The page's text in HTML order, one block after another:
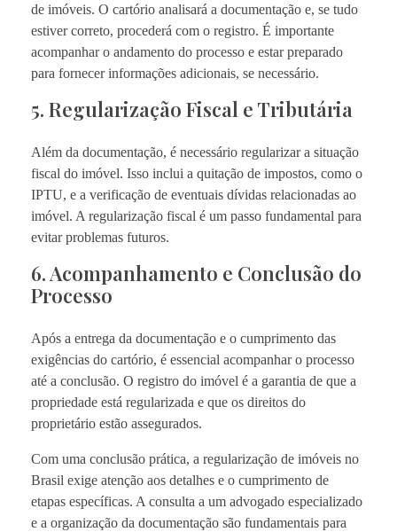
de imóveis. O cartório analisará a documentação e, se tudo
estiver correto, procederá com o registro. É importante
acompanhar o andamento do processo e estar preparado
para fornecer informações adicionais, se necessário.
5. Regularização Fiscal e Tributária
Além da documentação, é necessário regularizar a situação
fiscal do imóvel. Isso inclui a quitação de impostos, como o
IPTU, e a verificação de eventuais dívidas relacionadas ao
imóvel. A regularização fiscal é um passo fundamental para
evitar problemas futuros.
6. Acompanhamento e Conclusão do
Processo
Após a entrega da documentação e o cumprimento das
exigências do cartório, é essencial acompanhar o processo
até a conclusão. O registro do imóvel é a garantia de que a
propriedade está regularizada e que os direitos do
proprietário estão assegurados.
Com uma conclusão prática, a regularização de imóveis no
Brasil exige atenção aos detalhes e o cumprimento de
etapas específicas. A consulta a um advogado especializado
e a organização da documentação são fundamentais para